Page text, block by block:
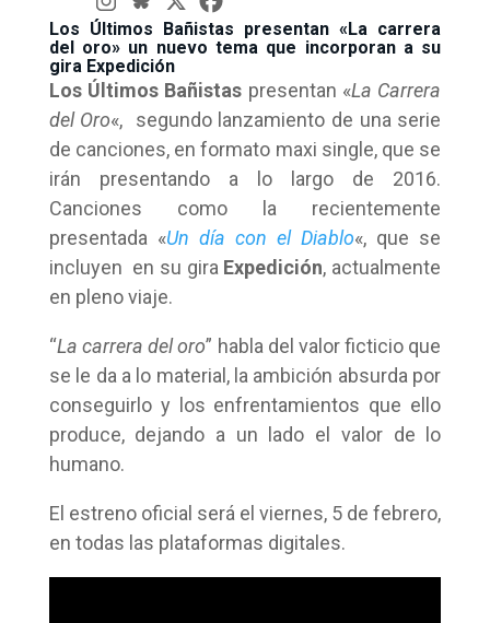
Los Últimos Bañistas presentan «La carrera
del oro» un nuevo tema que incorporan a su
gira Expedición
Los Últimos Bañistas presentan «La Carrera
del Oro«, segundo lanzamiento de una serie
de canciones, en formato maxi single, que se
irán presentando a lo largo de 2016.
Canciones como la recientemente
presentada «Un día con el Diablo«, que se
incluyen en su gira Expedición, actualmente
en pleno viaje.
“La carrera del oro” habla del valor ficticio que
se le da a lo material, la ambición absurda por
conseguirlo y los enfrentamientos que ello
produce, dejando a un lado el valor de lo
humano.
El estreno oficial será el viernes, 5 de febrero,
en todas las plataformas digitales.